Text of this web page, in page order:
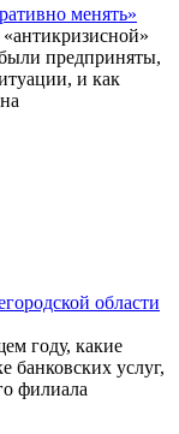
менять»
предприняты,
и как
области
году, какие
банковских услуг,
филиала